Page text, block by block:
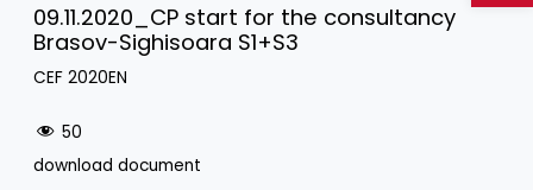
09.11.2020_CP start for the consultancy
Brasov-Sighisoara S1+S3
CEF 2020EN
50
download document